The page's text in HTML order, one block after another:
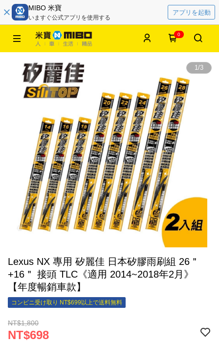
MIBO 米寶
いますぐ公式アプリを使用する
アプリを起動
0
1/3
Lexus NX 專用 矽麗佳 日本矽膠雨刷組 26＂
+16＂ 接頭 TLC《適用 2014~2018年2月》
【年度暢銷車款】
コンビニ受け取り NT$699以上で送料無料
NT$1,800
NT$698